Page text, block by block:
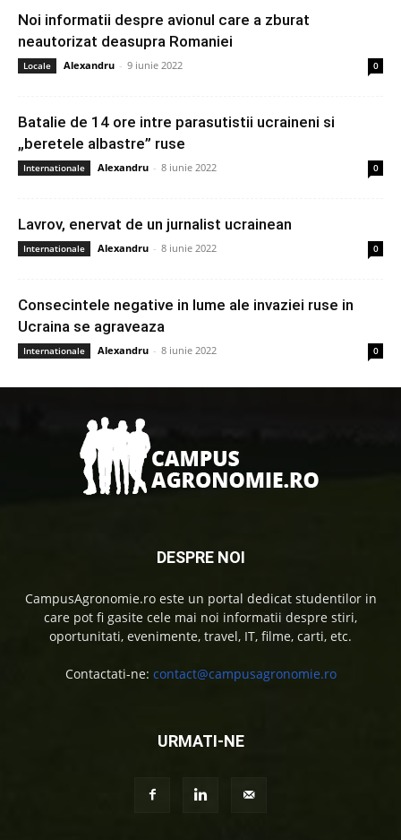
Noi informatii despre avionul care a zburat
neautorizat deasupra Romaniei
Locale Alexandru - 9 iunie 2022 0
Batalie de 14 ore intre parasutistii ucraineni si
„beretele albastre” ruse
Internationale Alexandru - 8 iunie 2022 0
Lavrov, enervat de un jurnalist ucrainean
Internationale Alexandru - 8 iunie 2022 0
Consecintele negative in lume ale invaziei ruse in
Ucraina se agraveaza
Internationale Alexandru - 8 iunie 2022 0
DESPRE NOI
CampusAgronomie.ro este un portal dedicat studentilor in
care pot fi gasite cele mai noi informatii despre stiri,
oportunitati, evenimente, travel, IT, filme, carti, etc.
Contactati-ne: contact@campusagronomie.ro
URMATI-NE